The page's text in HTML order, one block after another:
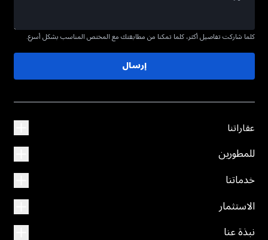
كلما شاركت تفاصيل أكثر، كلما تمكنا من مطابقتك مع المختص المناسب بشكل أسرع.
إرسال
عقاراتنا
للمطورين
خدماتنا
الاستثمار
نبذة عنا